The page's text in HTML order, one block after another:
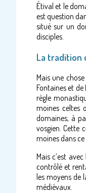
Étival et le
est question
situé sur un
disciples.
La tradition
Mais une
Fontaines et
règle
moines celtes
domaines, à
vosgien. Cette
moines dans
Mais c’est
contrôlé et
les moyens de
médiévaux.